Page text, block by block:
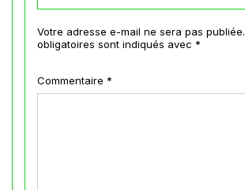
Votre adresse e-mail ne sera pas publiée.
obligatoires sont indiqués avec *
Commentaire *